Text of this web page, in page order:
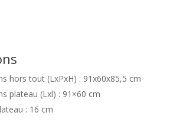
hors tout (LxPxH) : 91x60x85,5 cm
plateau (Lxl) : 91×60 cm
: 16 cm